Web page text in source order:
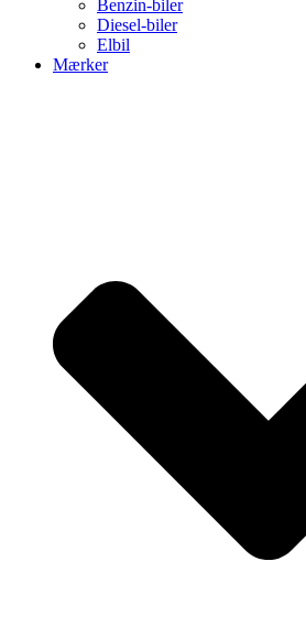
Benzin-biler
Diesel-biler
Elbil
Mærker